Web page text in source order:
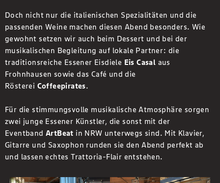
Doch nicht nur die italienischen Spezialitäten und die
passenden Weine machen diesen Abend besonders. Wie
gewohnt setzen wir auch beim Dessert und bei der
musikalischen Begleitung auf lokale Partner: die
traditionsreiche Essener Eisdiele Eis Casal aus
Frohnhausen sowie das Café und die
Rösterei Coffeepirates.
Für die stimmungsvolle musikalische Atmosphäre sorgen
zwei junge Essener Künstler, die sonst mit der
EventbandArtBeat in NRW unterwegs sind. Mit Klavier,
Gitarre und Saxophon runden sie den Abend perfekt ab
und lassen echtes Trattoria-Flair entstehen.